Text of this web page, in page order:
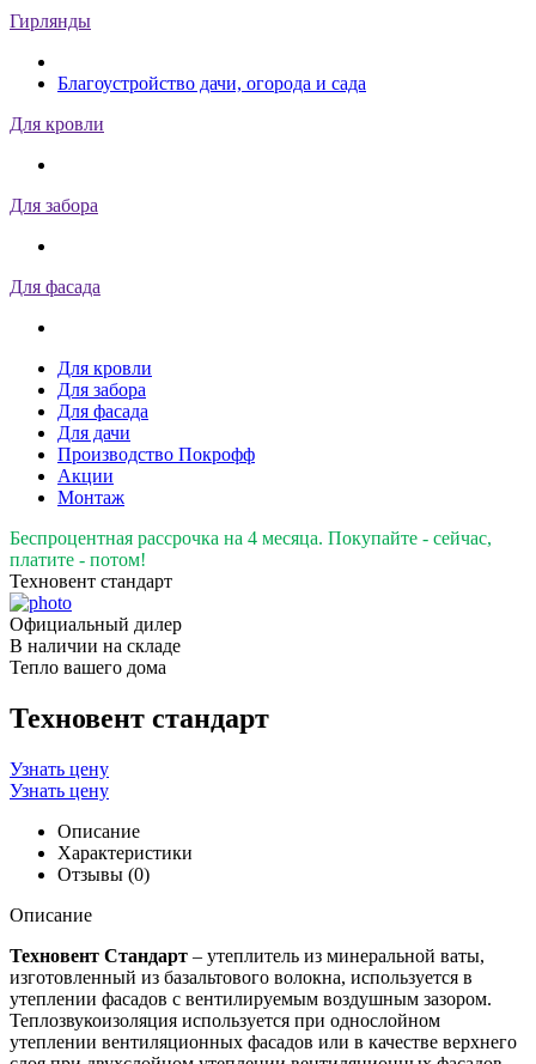
Гирлянды
Благоустройство дачи, огорода и сада
Для кровли
Для забора
Для фасада
Для кровли
Для забора
Для фасада
Для дачи
Производство Покрофф
Акции
Монтаж
Беспроцентная рассрочка на 4 месяца. Покупайте - сейчас,
платите - потом!
Техновент стандарт
Официальный дилер
В наличии на складе
Тепло вашего дома
Техновент стандарт
Узнать цену
Узнать цену
Описание
Характеристики
Отзывы (0)
Описание
Техновент Стандарт – утеплитель из минеральной ваты,
изготовленный из базальтового волокна, используется в
утеплении фасадов с вентилируемым воздушным зазором.
Теплозвукоизоляция используется при однослойном
утеплении вентиляционных фасадов или в качестве верхнего